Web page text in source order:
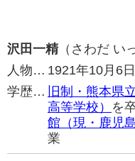
沢田一精（さわだ い
人物… 1921年10月6
学歴…
旧制・熊本県
高等学校） を
館（現・鹿児
業